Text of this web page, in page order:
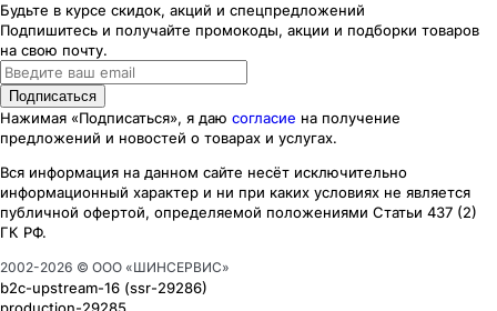
Будьте в курсе скидок, акций и спецпредложений
Подпишитесь и получайте промокоды, акции и подборки товаров
на свою почту.
Подписаться
Нажимая «Подписаться», я даю согласие на получение
предложений и новостей о товарах и услугах.
Вся информация на данном сайте несёт исключительно
информационный характер и ни при каких условиях не является
публичной офертой, определяемой положениями Статьи 437 (2)
ГК РФ.
2002-2026 © ООО «ШИНСЕРВИС»
b2c-upstream-16 (ssr-29286)